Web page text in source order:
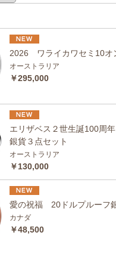
2026 ワライカワセミ10オ
オーストラリア
￥295,000
エリザベス２世生誕100周
銀貨３点セット
オーストラリア
￥130,000
愛の祝福 20ドルプルーフ
カナダ
￥48,500